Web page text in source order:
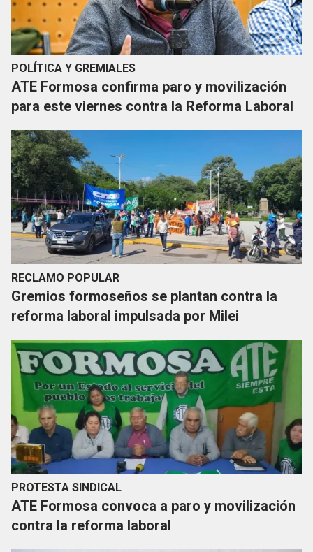
POLÍTICA Y GREMIALES
ATE Formosa confirma paro y movilización
para este viernes contra la Reforma Laboral
RECLAMO POPULAR
Gremios formoseños se plantan contra la
reforma laboral impulsada por Milei
PROTESTA SINDICAL
ATE Formosa convoca a paro y movilización
contra la reforma laboral